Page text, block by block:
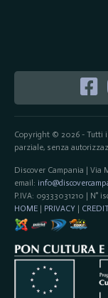
Copyright © 2026 - Tutti
parziale, senza
Discover Campania | Via
email:
P.IVA: 09333031210 | N°
HOME| PRIVACY |